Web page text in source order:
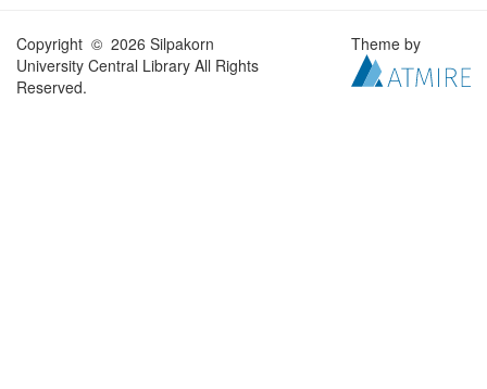
Copyright © 2026 Silpakorn
University Central Library All Rights
Reserved.
Theme by